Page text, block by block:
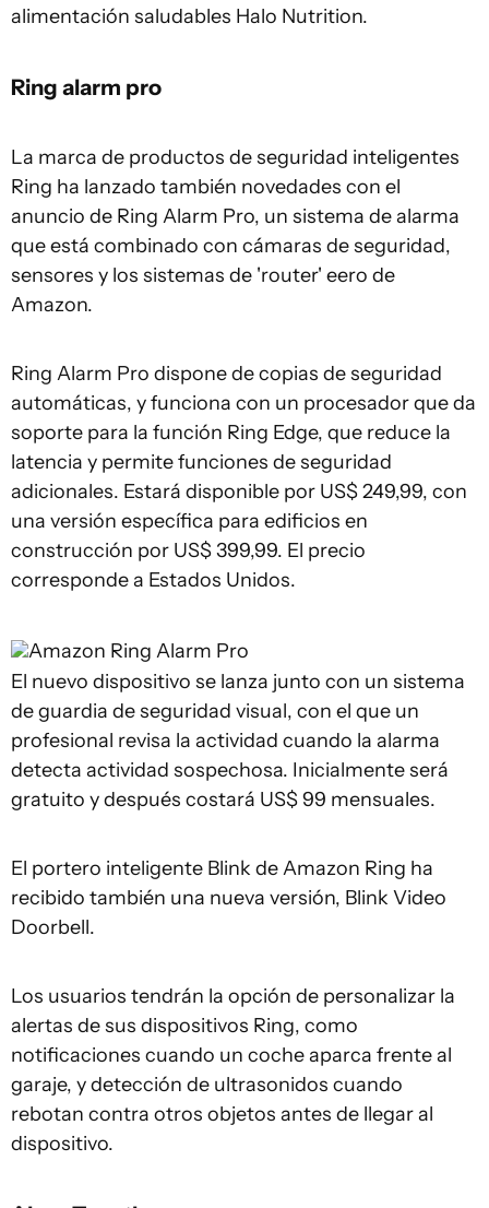
alimentación saludables Halo Nutrition.
Ring alarm pro
La marca de productos de seguridad inteligentes
Ring ha lanzado también novedades con el
anuncio de Ring Alarm Pro, un sistema de alarma
que está combinado con cámaras de seguridad,
sensores y los sistemas de 'router' eero de
Amazon.
Ring Alarm Pro dispone de copias de seguridad
automáticas, y funciona con un procesador que da
soporte para la función Ring Edge, que reduce la
latencia y permite funciones de seguridad
adicionales. Estará disponible por US$ 249,99, con
una versión específica para edificios en
construcción por US$ 399,99. El precio
corresponde a Estados Unidos.
Amazon Ring Alarm Pro
El nuevo dispositivo se lanza junto con un sistema
de guardia de seguridad visual, con el que un
profesional revisa la actividad cuando la alarma
detecta actividad sospechosa. Inicialmente será
gratuito y después costará US$ 99 mensuales.
El portero inteligente Blink de Amazon Ring ha
recibido también una nueva versión, Blink Video
Doorbell.
Los usuarios tendrán la opción de personalizar la
alertas de sus dispositivos Ring, como
notificaciones cuando un coche aparca frente al
garaje, y detección de ultrasonidos cuando
rebotan contra otros objetos antes de llegar al
dispositivo.